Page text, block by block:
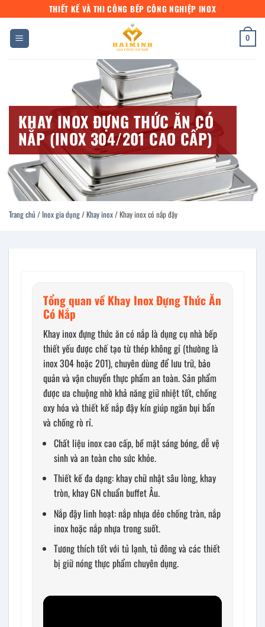
qua
dung
THIẾT KẾ VÀ THI CÔNG BẾP CÔNG NGHIỆP INOX
0
KHAY INOX ĐỰNG THỨC ĂN CÓ
NẮP (INOX 304/201 CAO CẤP)
Trang chủ / Inox gia dụng/Khay inox/Khay inox có nắp đậy
Tổng quan về Khay Inox Đựng Thức Ăn
Có Nắp
Khay inox đựng thức ăn có nắp là dụng cụ nhà bếp
thiết yếu được chế tạo từ thép không gỉ (thường là
inox 304 hoặc 201), chuyên dùng để lưu trữ, bảo
quản và vận chuyển thực phẩm an toàn. Sản phẩm
được ưa chuộng nhờ khả năng giữ nhiệt tốt, chống
oxy hóa và thiết kế nắp đậy kín giúp ngăn bụi bẩn
và chống rò rỉ.
Chất liệu inox cao cấp, bề mặt sáng bóng, dễ vệ
sinh và an toàn cho sức khỏe.
Thiết kế đa dạng: khay chữ nhật sâu lòng, khay
tròn, khay GN chuẩn buffet Âu.
Nắp đậy linh hoạt: nắp nhựa dẻo chống tràn, nắp
inox hoặc nắp nhựa trong suốt.
Tương thích tốt với tủ lạnh, tủ đông và các thiết
bị giữ nóng thực phẩm chuyên dụng.